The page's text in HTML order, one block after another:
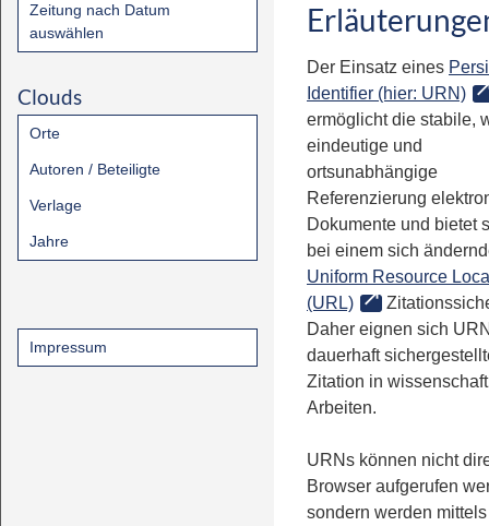
Zeitung nach Datum
auswählen
Clouds
Orte
Autoren / Beteiligte
Verlage
Jahre
Impressum
Der Einsatz eines
Identifier (hier: URN)
ermöglicht die stabile,
eindeutige und
ortsunabhängige
Referenzierung
Dokumente und bietet
bei einem sich
Uniform Resource
(URL)
Daher eignen sich
dauerhaft
Zitation in
Arbeiten.
URNs können nicht
Browser aufgerufen
sondern werden